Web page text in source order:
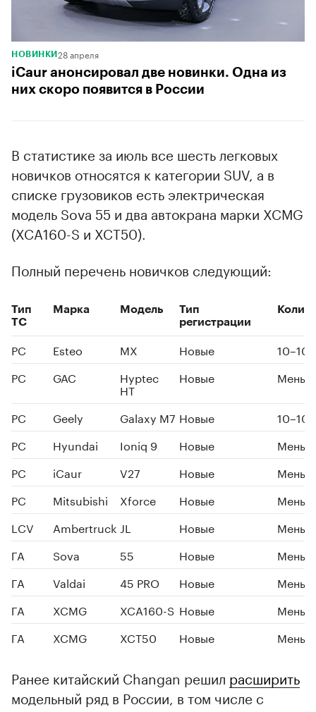
НОВИНКИ 28 апреля
iCaur анонсировал две новинки. Одна из
них скоро появится в России
В статистике за июль все шесть легковых
новичков относятся к категории SUV, а в
списке грузовиков есть электрическая
модель Sova 55 и два автокрана марки XCMG
(XCA160-S и XCT50).
Полный перечень новичков следующий:
Тип
ТС
Марка Модель
Тип
регистрации
PC Esteo MX Новые
10–100
PC
GAC Hyptec
HT
Новые
PC Geely Galaxy M7 Новые
10–100
PC
Hyundai Ioniq 9 Новые
PC
iCaur V27 Новые
PC
Mitsubishi Xforce Новые
LCV
Ambertruck JL Новые
ГА
Sova 55 Новые
ГА
Valdai 45 PRO Новые
ГА
XCMG XCA160-S Новые
ГА
XCMG XCT50 Новые
Ранее китайский Changan решил расширить
модельный ряд в России, в том числе с